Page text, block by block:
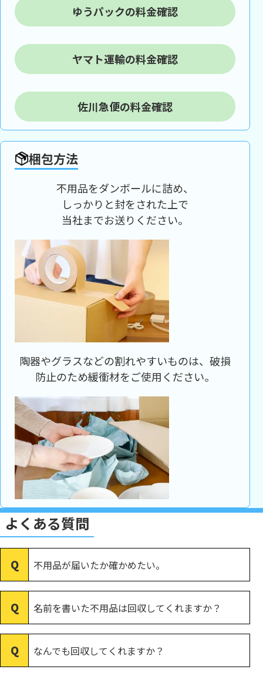
ゆうパックの料金確認
ヤマト運輸の料金確認
佐川急便の料金確認
梱包方法
不用品をダンボールに詰め、
しっかりと封をされた上で
当社までお送りください。
陶器やグラスなどの割れやすいものは、破損
防止のため緩衝材をご使用ください。
よくある質問
不用品が届いたか確かめたい。
名前を書いた不用品は回収してくれますか？
なんでも回収してくれますか？